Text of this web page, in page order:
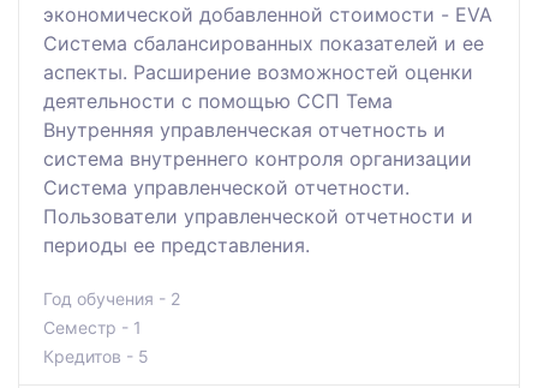
экономической добавленной стоимости - EVA
Система сбалансированных показателей и ее
аспекты. Расширение возможностей оценки
деятельности с помощью ССП Тема
Внутренняя управленческая отчетность и
система внутреннего контроля организации
Система управленческой отчетности.
Пользователи управленческой отчетности и
периоды ее представления.
Год обучения - 2
Семестр - 1
Кредитов - 5